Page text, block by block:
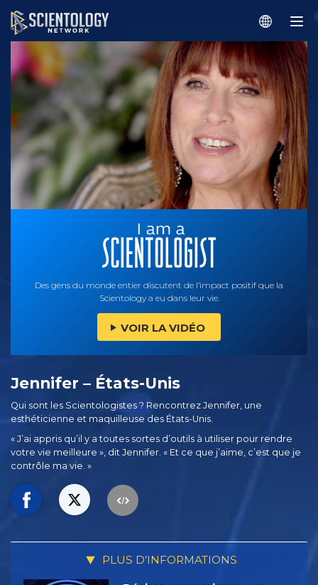
Des gens du monde entier discutent de l’impact positif que la
Scientology a eu dans leur vie.
VOIR LA VIDÉO
Jennifer – États-Unis
Qui sont les Scientologistes ? Rencontrez Jennifer, une
esthéticienne et maquilleuse des États-Unis.
« J’ai appris qu’il y a toutes sortes d’outils à utiliser pour rendre
votre vie meilleure », dit Jennifer. « Et ce que j’aime, c’est que je
contrôle ma vie. »
PLUS D’INFORMATIONS